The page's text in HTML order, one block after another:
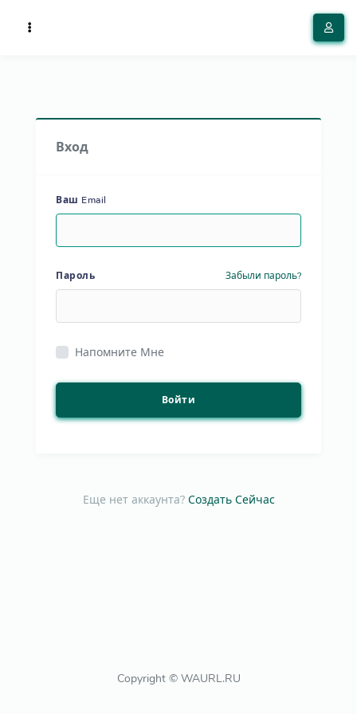
Вход
Ваш Email
Пароль Забыли пароль?
Напомните Мне
Войти
Еще нет аккаунта? Создать Сейчас
Copyright © WAURL.RU